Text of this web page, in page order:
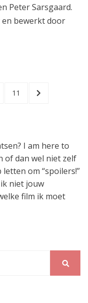
Peter Sarsgaard.
en bewerkt door
PAGE
11
NEXT
I am here to
of dan wel niet zelf
om “spoilers!”
niet jouw
film ik moet